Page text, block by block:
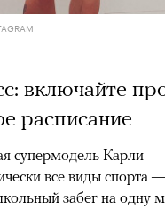
включайте
расписание
супермодель Карли
все виды спорта
забег на одну